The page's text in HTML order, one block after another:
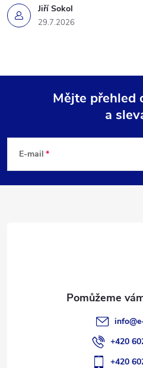
Jiří Sokol
29.7.2026
p
Mějte přehled
a
E-mail
info@
+420
+420